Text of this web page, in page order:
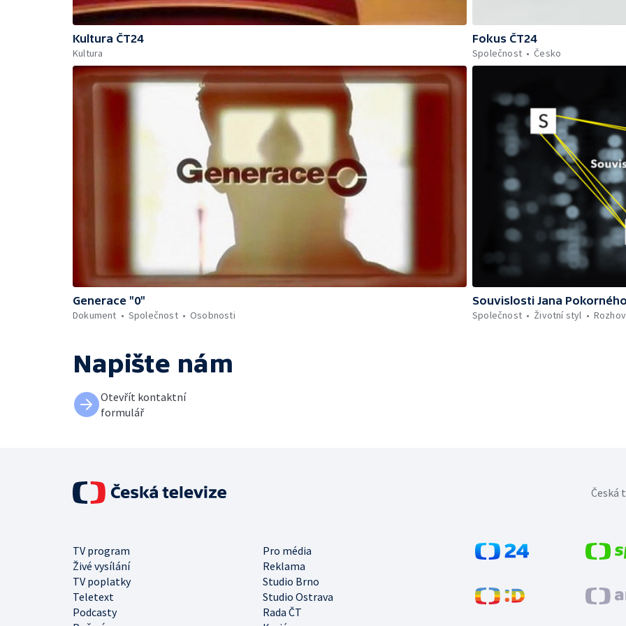
Kultura ČT24
Kultura
Fokus ČT24
Společnost
Česko
Generace "0"
Dokument
Společnost Osobnosti
Souvislosti Jana
Společnost
Životní styl
Napište nám
Otevřít kontaktní
formulář
TV program
Pro média
Živé vysílání
Reklama
TV poplatky
Studio Brno
Teletext
Studio Ostrava
Podcasty
Rada ČT
Česká